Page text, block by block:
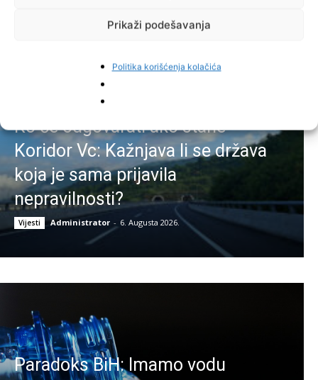
Prikaži podešavanja
Politika korišćenja kolačića
Ko će odgovarati ako stane
Koridor Vc: Kažnjava li se država
koja je sama prijavila
nepravilnosti?
Vijesti Administrator - 6. Augusta 2026.
Paradoks BiH: Imamo vodu